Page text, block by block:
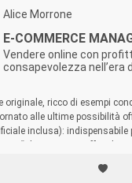
Alice Morrone
E-COMMERCE
Vendere online con
consapevolezza nell’era
originale, ricco di esempi
alle ultime possibilità
inclusa): indispensabile
dell’e-commerce
Associati).